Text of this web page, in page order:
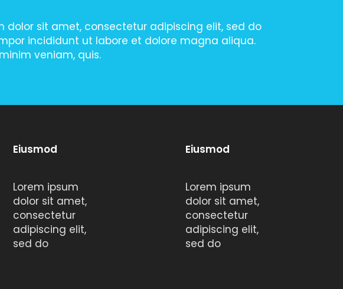
dolor sit amet, consectetur adipiscing elit, sed do
incididunt ut labore et dolore magna aliqua.
veniam, quis.
Eiusmod
Lorem ipsum
dolor sit amet,
consectetur
adipiscing elit,
sed do
Eiusmod
Lorem ipsum
dolor sit amet,
consectetur
adipiscing elit,
sed do